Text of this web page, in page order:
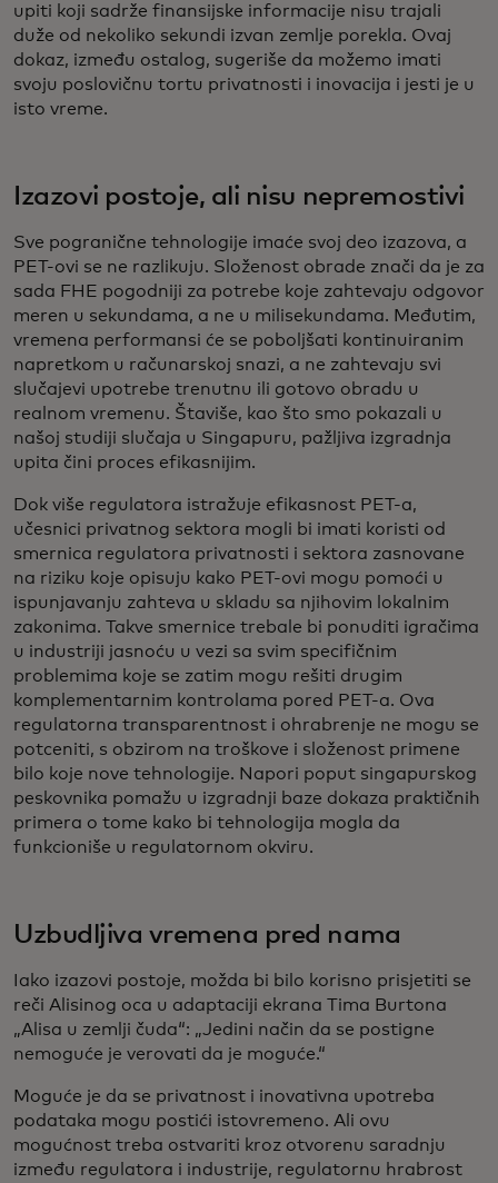
upiti koji sadrže finansijske informacije nisu trajali
duže od nekoliko sekundi izvan zemlje porekla. Ovaj
dokaz, između ostalog, sugeriše da možemo imati
svoju poslovičnu tortu privatnosti i inovacija i jesti je u
isto vreme.
Izazovi postoje, ali nisu nepremostivi
Sve pogranične tehnologije imaće svoj deo izazova, a
PET-ovi se ne razlikuju. Složenost obrade znači da je za
sada FHE pogodniji za potrebe koje zahtevaju odgovor
meren u sekundama, a ne u milisekundama. Međutim,
vremena performansi će se poboljšati kontinuiranim
napretkom u računarskoj snazi, a ne zahtevaju svi
slučajevi upotrebe trenutnu ili gotovo obradu u
realnom vremenu. Štaviše, kao što smo pokazali u
našoj studiji slučaja u Singapuru, pažljiva izgradnja
upita čini proces efikasnijim.
Dok više regulatora istražuje efikasnost PET-a,
učesnici privatnog sektora mogli bi imati koristi od
smernica regulatora privatnosti i sektora zasnovane
na riziku koje opisuju kako PET-ovi mogu pomoći u
ispunjavanju zahteva u skladu sa njihovim lokalnim
zakonima. Takve smernice trebale bi ponuditi igračima
u industriji jasnoću u vezi sa svim specifičnim
problemima koje se zatim mogu rešiti drugim
komplementarnim kontrolama pored PET-a. Ova
regulatorna transparentnost i ohrabrenje ne mogu se
potceniti, s obzirom na troškove i složenost primene
bilo koje nove tehnologije. Napori poput singapurskog
peskovnika pomažu u izgradnji baze dokaza praktičnih
primera o tome kako bi tehnologija mogla da
funkcioniše u regulatornom okviru.
Uzbudljiva vremena pred nama
Iako izazovi postoje, možda bi bilo korisno prisjetiti se
reči Alisinog oca u adaptaciji ekrana Tima Burtona
„Alisa u zemlji čuda“: „Jedini način da se postigne
nemoguće je verovati da je moguće.“
Moguće je da se privatnost i inovativna upotreba
podataka mogu postići istovremeno. Ali ovu
mogućnost treba ostvariti kroz otvorenu saradnju
između regulatora i industrije, regulatornu hrabrost